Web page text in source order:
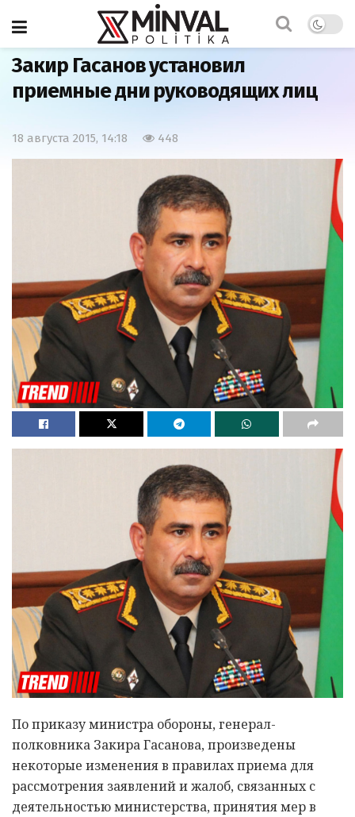
Главная Азербайджан
Закир Гасанов установил
приемные дни руководящих лиц
18 августа 2015, 14:18 448
По приказу министра обороны, генерал-
полковника Закира Гасанова, произведены
некоторые изменения в правилах приема для
рассмотрения заявлений и жалоб, связанных с
деятельностью министерства, принятия мер в